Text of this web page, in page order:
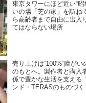
東京タワーにほど近い“昭
いの場「芝の家」を訪ね
ら高齢者まで自由に出入
てはならない場所
売り上げは“100%”障が
のもとへ。製作者と購入
係で豊かな生活を支える
ンド・TERASのものづく